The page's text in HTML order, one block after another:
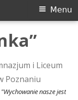
i Liceum
Poznaniu
"Wychowanie nasze jest
Menu